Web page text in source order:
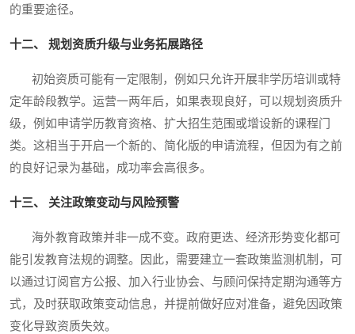
的重要途径。
十二、 规划资质升级与业务拓展路径
初始资质可能有一定限制，例如只允许开展非学历培训或特
定年龄段教学。运营一两年后，如果表现良好，可以规划资质升
级，例如申请学历教育资格、扩大招生范围或增设新的课程门
类。这相当于开启一个新的、简化版的申请流程，但因为有之前
的良好记录为基础，成功率会高很多。
十三、 关注政策变动与风险预警
海外教育政策并非一成不变。政府更迭、经济形势变化都可
能引发教育法规的调整。因此，需要建立一套政策监测机制，可
以通过订阅官方公报、加入行业协会、与顾问保持定期沟通等方
式，及时获取政策变动信息，并提前做好应对准备，避免因政策
变化导致资质失效。